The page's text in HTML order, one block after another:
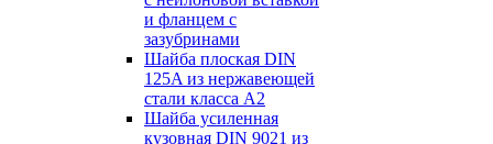
и фланцем с
зазубринами
Шайба плоская DIN
125A из нержавеющей
стали класса A2
Шайба усиленная
кузовная DIN 9021 из